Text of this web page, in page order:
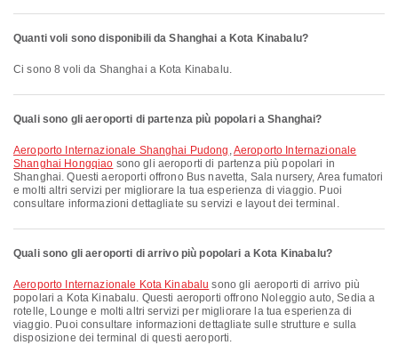
Quanti voli sono disponibili da Shanghai a Kota Kinabalu?
Ci sono 8 voli da Shanghai a Kota Kinabalu.
Quali sono gli aeroporti di partenza più popolari a Shanghai?
Aeroporto Internazionale Shanghai Pudong ,Aeroporto Internazionale
Shanghai Hongqiao sono gli aeroporti di partenza più popolari in
Shanghai. Questi aeroporti offrono Bus navetta, Sala nursery, Area fumatori
e molti altri servizi per migliorare la tua esperienza di viaggio. Puoi
consultare informazioni dettagliate su servizi e layout dei terminal.
Quali sono gli aeroporti di arrivo più popolari a Kota Kinabalu?
Aeroporto Internazionale Kota Kinabalu sono gli aeroporti di arrivo più
popolari a Kota Kinabalu. Questi aeroporti offrono Noleggio auto, Sedia a
rotelle, Lounge e molti altri servizi per migliorare la tua esperienza di
viaggio. Puoi consultare informazioni dettagliate sulle strutture e sulla
disposizione dei terminal di questi aeroporti.